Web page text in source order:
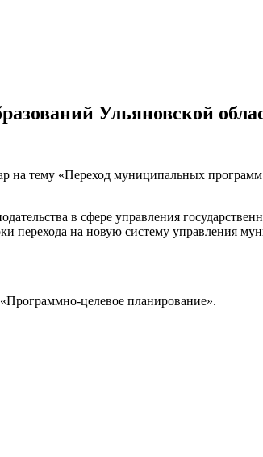
Ульяновской
на тему «Переход муниципальных
в сфере управления
перехода на новую систему управления
целевое планирование».